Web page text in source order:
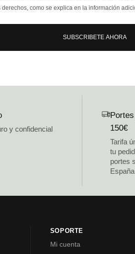
derechos, como se explica en la información
SUBSCRIBETE AHORA
y confidencial
150€
Tarifa
tu
portes
SOPORTE
Mi cuenta